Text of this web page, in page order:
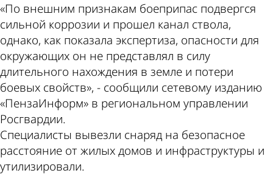
«По внешним признакам боеприпас подвергся
сильной коррозии и прошел канал ствола,
однако, как показала экспертиза, опасности для
окружающих он не представлял в силу
длительного нахождения в земле и потери
боевых свойств», - сообщили сетевому изданию
«ПензаИнформ» в региональном управлении
Росгвардии.
Специалисты вывезли снаряд на безопасное
расстояние от жилых домов и инфраструктуры и
утилизировали.